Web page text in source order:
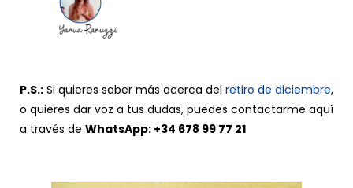
P.S.: Si quieres saber más acerca del retiro de diciembre,
o quieres dar voz a tus dudas, puedes contactarme aquí
a través de WhatsApp: +34 678 99 77 21